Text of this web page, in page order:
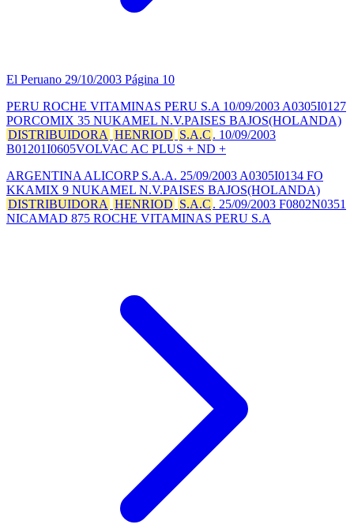
El Peruano 29/10/2003 Página 10
PERU ROCHE VITAMINAS PERU S.A 10/09/2003 A0305I0127
PORCOMIX 35 NUKAMEL N.V.PAISES BAJOS(HOLANDA)
DISTRIBUIDORA HENRIOD S.A.C . 10/09/2003
B01201I0605VOLVAC AC PLUS + ND +
ARGENTINA ALICORP S.A.A. 25/09/2003 A0305I0134 FO
KKAMIX 9 NUKAMEL N.V.PAISES BAJOS(HOLANDA)
DISTRIBUIDORA HENRIOD S.A.C . 25/09/2003 F0802N0351
NICAMAD 875 ROCHE VITAMINAS PERU S.A